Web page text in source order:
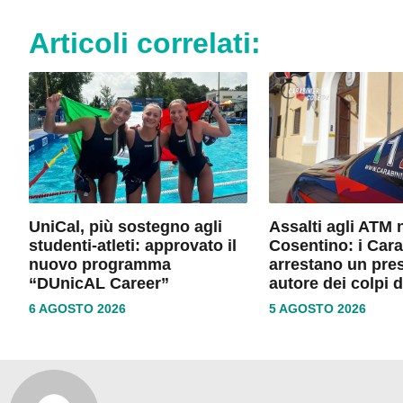
Articoli correlati:
UniCal, più sostegno agli
studenti-atleti: approvato il
nuovo programma
“DUnicAL Career”
6 AGOSTO 2026
Assalti agli ATM
Cosentino: i
arrestano un
autore dei colpi
5 AGOSTO 2026